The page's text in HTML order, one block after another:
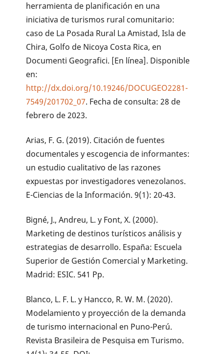
herramienta de planificación en una
iniciativa de turismos rural comunitario:
caso de La Posada Rural La Amistad, Isla de
Chira, Golfo de Nicoya Costa Rica, en
Documenti Geografici. [En línea]. Disponible
en:
http://dx.doi.org/10.19246/DOCUGEO2281-
7549/201702_07. Fecha de consulta: 28 de
febrero de 2023.
Arias, F. G. (2019). Citación de fuentes
documentales y escogencia de informantes:
un estudio cualitativo de las razones
expuestas por investigadores venezolanos.
E-Ciencias de la Información. 9(1): 20-43.
Bigné, J., Andreu, L. y Font, X. (2000).
Marketing de destinos turísticos análisis y
estrategias de desarrollo. España: Escuela
Superior de Gestión Comercial y Marketing.
Madrid: ESIC. 541 Pp.
Blanco, L. F. L. y Hancco, R. W. M. (2020).
Modelamiento y proyección de la demanda
de turismo internacional en Puno-Perú.
Revista Brasileira de Pesquisa em Turismo.